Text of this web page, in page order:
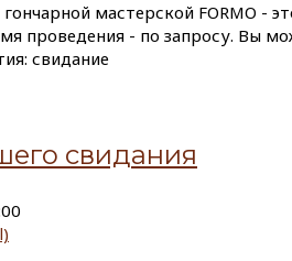
мастерской FORMO -
проведения - по запросу. Вы
свидание
свидания